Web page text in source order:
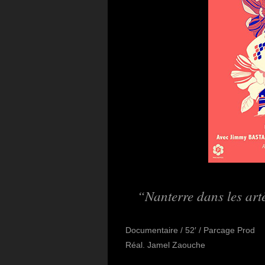
Nanterre dans les
Documentaire / 52′ / Parcage Prod
Réal. Jamel Zaouche